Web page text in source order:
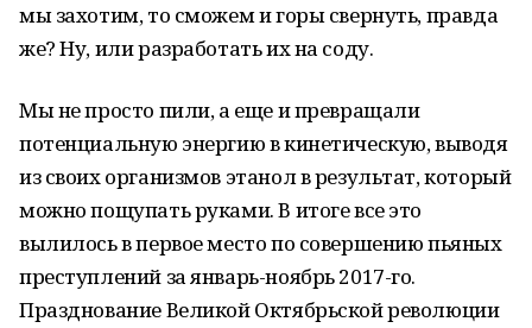
мы захотим, то сможем и горы свернуть, правда
же? Ну, или разработать их на соду.
Мы не просто пили, а еще и превращали
потенциальную энергию в кинетическую, выводя
из своих организмов этанол в результат, который
можно пощупать руками. В итоге все это
вылилось в первое место по совершению пьяных
преступлений за январь-ноябрь 2017-го.
Празднование Великой Октябрьской революции